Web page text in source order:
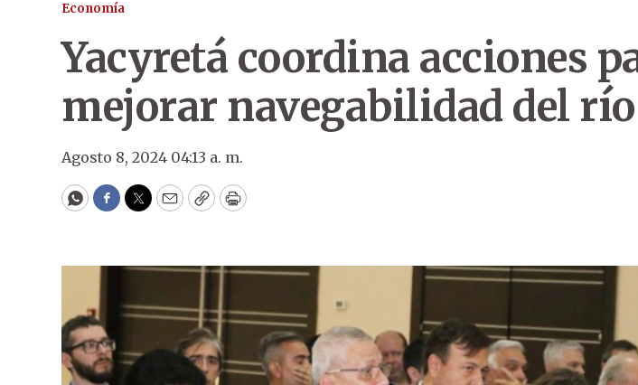
Economía
Yacyretá coordina acciones
mejorar navegabilidad del río
Agosto 8, 2024 04:13 a. m.
WhatsApp
Facebook
Twitter
EmailCopyPrint